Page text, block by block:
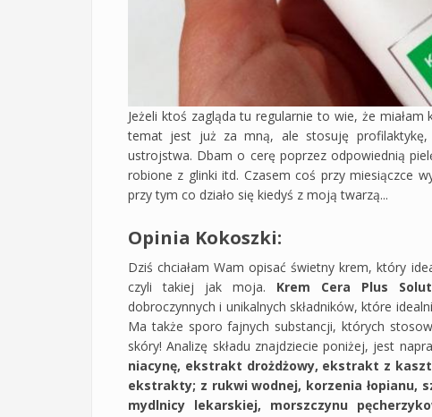
Jeżeli ktoś zagląda tu regularnie to wie, że
temat jest już za mną, ale stosuję
ustrojstwa. Dbam o cerę poprzez odpowiednią
robione z glinki itd. Czasem coś przy miesiączce
przy tym co działo się kiedyś z moją twarzą...
Opinia Kokoszki:
Dziś chciałam Wam opisać świetny krem, który
czyli takiej jak moja. Krem Cera Plus
dobroczynnych i unikalnych składników, które
Ma także sporo fajnych substancji, których
skóry! Analizę składu znajdziecie poniżej, jest
niacynę, ekstrakt drożdżowy, ekstrakt z
ekstrakty; z rukwi wodnej, korzenia łopianu,
mydlnicy lekarskiej, morszczynu